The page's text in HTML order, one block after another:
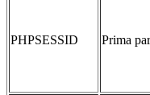
PHPSESSID Prima